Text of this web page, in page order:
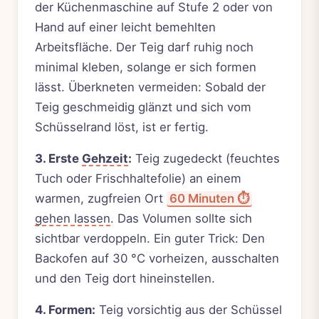
der Küchenmaschine auf Stufe 2 oder von
Hand auf einer leicht bemehlten
Arbeitsfläche. Der Teig darf ruhig noch
minimal kleben, solange er sich formen
lässt. Überkneten vermeiden: Sobald der
Teig geschmeidig glänzt und sich vom
Schüsselrand löst, ist er fertig.
3. Erste Gehzeit: Teig zugedeckt (feuchtes
Tuch oder Frischhaltefolie) an einem
warmen, zugfreien Ort 60 Minuten ⏱️
gehen lassen. Das Volumen sollte sich
sichtbar verdoppeln. Ein guter Trick: Den
Backofen auf 30 °C vorheizen, ausschalten
und den Teig dort hineinstellen.
4. Formen: Teig vorsichtig aus der Schüssel